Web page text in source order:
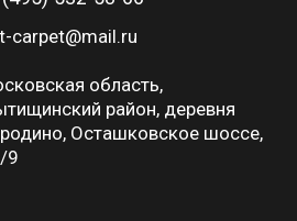
carpet@mail.ru
область,
район, деревня
Осташковское шоссе,
9